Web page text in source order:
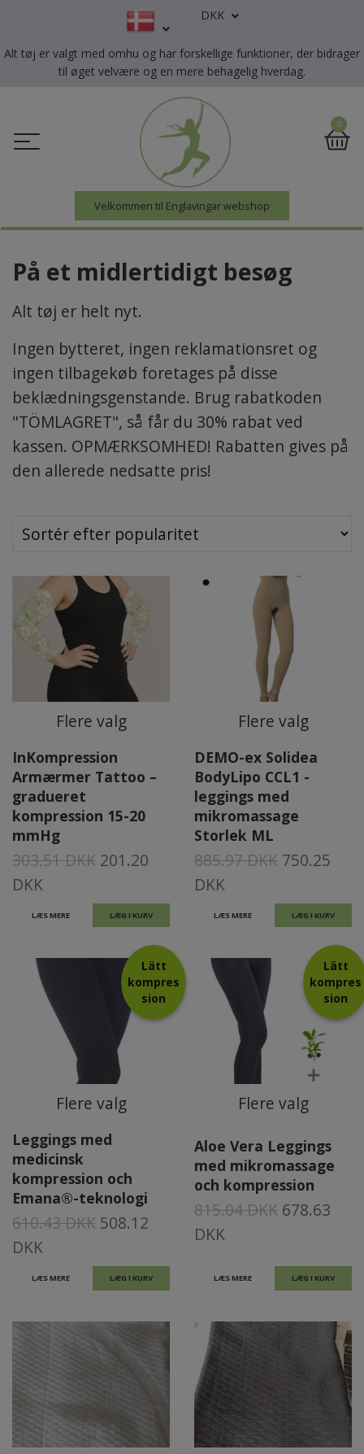
DKK
Alt tøj er valgt med omhu og har forskellige funktioner, der bidrager
til øget velvære og en mere behagelig hverdag.
Velkommen til Englavingar webshop
0
På et midlertidigt besøg
Alt tøj er helt nyt.
Ingen bytteret, ingen reklamationsret og
ingen tilbagekøb foretages på disse
beklædningsgenstande. Brug rabatkoden
"TÖMLAGRET", så får du 30% rabat ved
kassen. OPMÆRKSOMHED! Rabatten gives på
den allerede nedsatte pris!
Flere valg
InKompression
Armærmer Tattoo –
gradueret
kompression 15-20
mmHg
303.51 DKK 201.20
DKK
LÆS MERE LÆG I KURV
Flere valg
DEMO-ex Solidea
BodyLipo CCL1 -
leggings med
mikromassage
Storlek ML
885.97 DKK 750.25
DKK
LÆS MERE LÆG I KURV
Lätt
kompres
sion
Flere valg
Leggings med
medicinsk
kompression och
Emana®-teknologi
610.43 DKK 508.12
DKK
LÆS MERE LÆG I KURV
Lätt
kompres
sion
Flere valg
Aloe Vera Leggings
med mikromassage
och kompression
815.04 DKK 678.63
DKK
LÆS MERE LÆG I KURV